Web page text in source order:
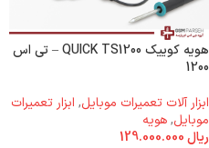
هویه کوییک QUICK TS1200 – تی اس
1200
ابزار آلات تعمیرات موبایل, ابزار تعمیرات
موبایل,هویه
ریال